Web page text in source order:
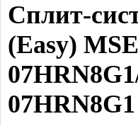
Сплит-
(Easy)